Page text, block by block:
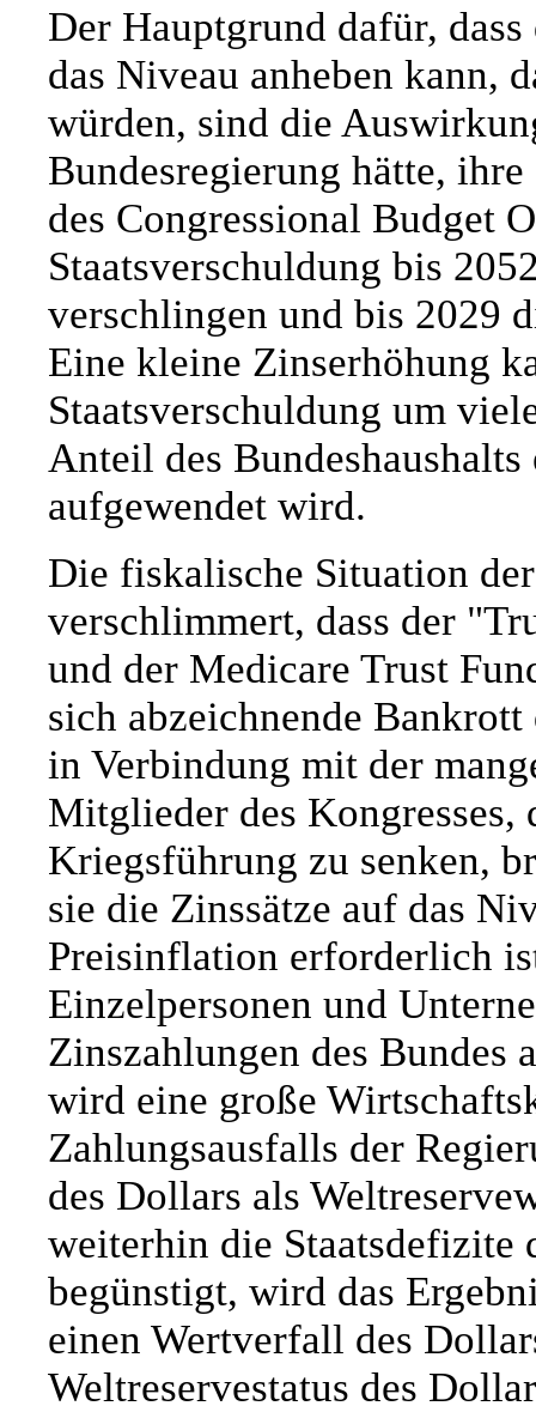
Der Hauptgrund dafür,
das Niveau anheben kann,
würden, sind die
Bundesregierung hätte,
des Congressional Budget
Staatsverschuldung bis
verschlingen und bis 2029
Eine kleine Zinserhöhung
Staatsverschuldung um
Anteil des
aufgewendet wird.
Die fiskalische Situation
verschlimmert, dass der
und der Medicare Trust
sich abzeichnende
in Verbindung mit der
Mitglieder des
Kriegsführung zu senken,
sie die Zinssätze auf das
Preisinflation erforderlich
Einzelpersonen und
Zinszahlungen des Bundes
wird eine große
Zahlungsausfalls der
des Dollars als
weiterhin die Staatsdefizite
begünstigt, wird das
einen Wertverfall des
Weltreservestatus des